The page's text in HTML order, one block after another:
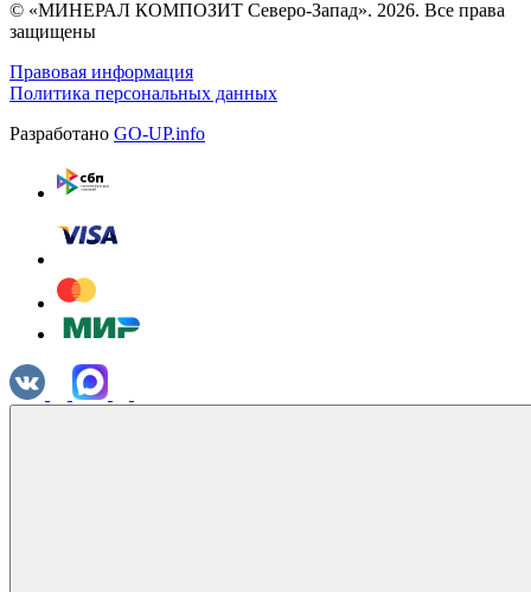
© «МИНЕРАЛ КОМПОЗИТ Северо-Запад». 2026. Все права
защищены
Правовая информация
Политика персональных данных
Разработано GO-UP.info